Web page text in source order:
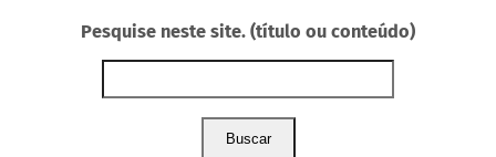
Pesquise neste site. (título ou conteúdo)
Buscar